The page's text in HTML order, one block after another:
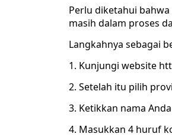
Perlu diketahui
masih dalam proses
Langkahnya sebagai
1. Kunjungi website
2. Setelah itu pilih
3. Ketikkan nama
4. Masukkan 4 huruf